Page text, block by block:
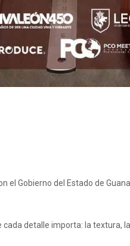
el Gobierno del Estado de
detalle importa: la textura,